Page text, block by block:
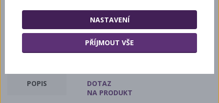
Váha:0,22 kg
Přidat mezi oblíbené
POPIS
DOTAZ
NA PRODUKT
NASTAVENÍ
PŘÍJMOUT VŠE